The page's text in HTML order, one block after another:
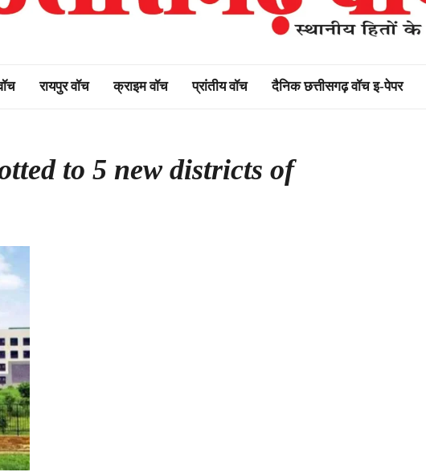
watch
रायपुर वॉच क्राइम वॉच प्रांतीय वॉच दैनिक छत्तीसगढ़ वॉच इ-पेपर
to 5 new districts of